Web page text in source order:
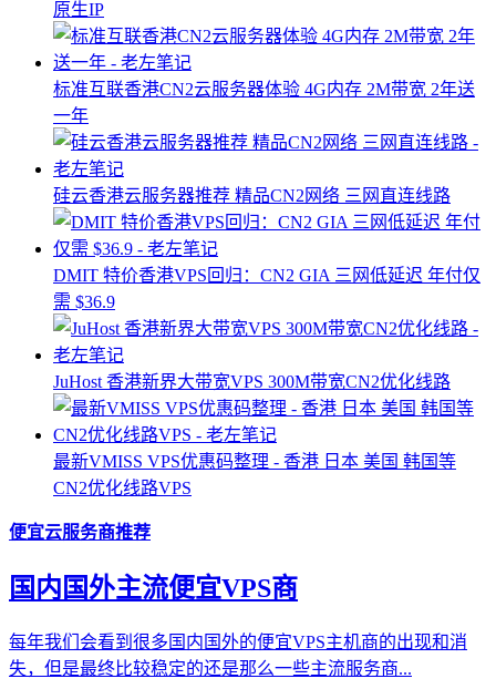
原生IP
标准互联香港CN2云服务器体验 4G内存 2M带宽 2年送
一年
硅云香港云服务器推荐 精品CN2网络 三网直连线路
DMIT 特价香港VPS回归：CN2 GIA 三网低延迟 年付仅
需 $36.9
JuHost 香港新界大带宽VPS 300M带宽CN2优化线路
最新VMISS VPS优惠码整理 - 香港 日本 美国 韩国等
CN2优化线路VPS
便宜云服务商推荐
国内国外主流便宜VPS商
每年我们会看到很多国内国外的便宜VPS主机商的出现和消
失，但是最终比较稳定的还是那么一些主流服务商...